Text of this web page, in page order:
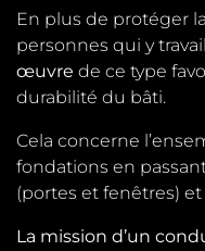
En plus de protéger
personnes qui y
œuvre de ce type
durabilité du bâti.
Cela concerne
fondations en
(portes et fenêtres)
La mission d’un